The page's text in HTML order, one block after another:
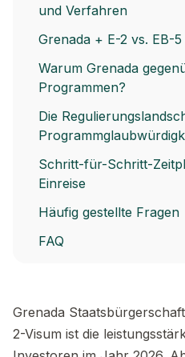
und Verfahren
Grenada + E-2 vs. EB-
Warum Grenada
Programmen?
Die
Schritt-für-Schritt-
Einreise
Häufig gestellte Fragen
FAQ
Grenada
2-Visum ist die